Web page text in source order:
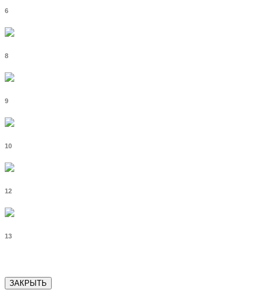
6
8
9
10
12
13
ЗАКРЫТЬ